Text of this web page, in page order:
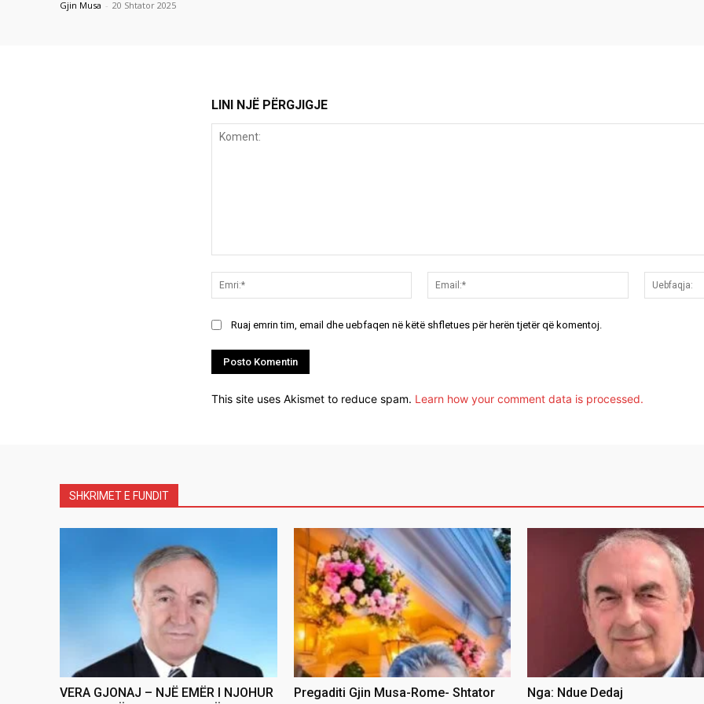
Gjin Musa - 20 Shtator 2025
LINI NJË PËRGJIGJE
Emri:*
Email:*
Ruaj emrin tim, email dhe uebfaqen në këtë shfletues për herën tjetër që komentoj.
This site uses Akismet to reduce spam. Learn how your comment data is processed.
SHKRIMET E FUNDIT
VERA GJONAJ – NJË EMËR I NJOHUR
Pregaditi Gjin Musa-Rome- Shtator
Nga: Ndue Dedaj